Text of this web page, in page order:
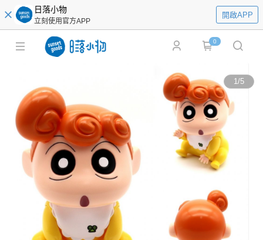
日落小物
立刻使用官方APP
開啟APP
0
1/5